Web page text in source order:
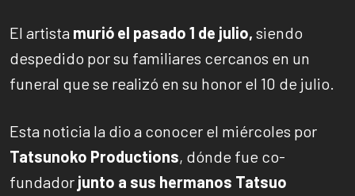
El artista murió el pasado 1 de julio, siendo
despedido por su familiares cercanos en un
funeral que se realizó en su honor el 10 de julio.
Esta noticia la dio a conocer el miércoles por
Tatsunoko Productions, dónde fue co-
fundador junto a sus hermanos Tatsuo